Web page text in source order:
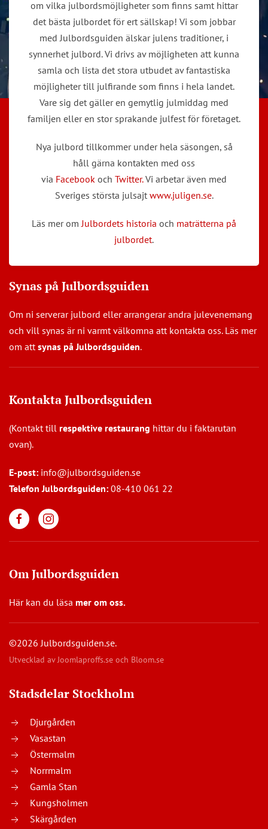
om vilka julbordsmöjligheter som finns samt hittar
det bästa julbordet för ert sällskap! Vi som jobbar
med Julbordsguiden älskar julens traditioner, i
synnerhet julbord. Vi drivs av möjligheten att kunna
samla och lista det stora utbudet av fantastiska
möjligheter till julfirande som finns i hela landet.
Vare sig det gäller en gemytlig julmiddag med
familjen eller en stor sprakande julfest för företaget.
Nya julbord tillkommer under hela säsongen, så
håll gärna kontakten med oss
via Facebook och Twitter.Vi arbetar även med
Sveriges största julsajt www.juligen.se.
Läs mer om Julbordets historia och maträtterna på
julbordet.
Synas på Julbordsguiden
Om ni serverar julbord eller arrangerar andra julevenemang
och vill synas är ni varmt välkomna att kontakta oss. Läs mer
om att synas på Julbordsguiden.
Kontakta Julbordsguiden
(Kontakt till respektive restaurang hittar du i faktarutan
ovan).
E-post: info@julbordsguiden.se
Telefon Julbordsguiden: 08-410 061 22
Om Julbordsguiden
Här kan du läsa mer om oss.
©2026 Julbordsguiden.se.
Utvecklad avJoomlaproffs.se och Bloom.se
Stadsdelar Stockholm
Djurgården
Vasastan
Östermalm
Norrmalm
Gamla Stan
Kungsholmen
Skärgården